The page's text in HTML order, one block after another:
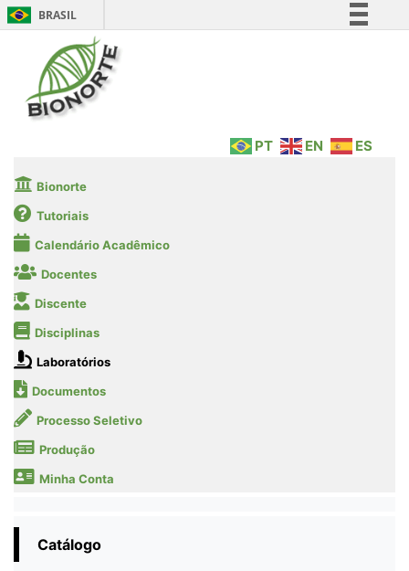
BRASIL
Legislação
PT EN ES
Bionorte
Tutoriais
Calendário Acadêmico
Docentes
Discente
Disciplinas
Laboratórios
Documentos
Processo Seletivo
Produção
Minha Conta
Catálogo